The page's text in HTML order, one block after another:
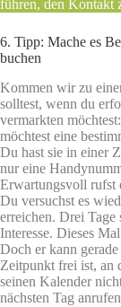
führen, den Kontakt
6. Tipp: Mache es
buchen
Kommen wir zu
solltest, wenn du
vermarkten
möchtest eine
Du hast sie in einer
nur eine
Erwartungsvoll rufst
Du versuchst es
erreichen. Drei
Interesse. Dieses
Doch er kann
Zeitpunkt frei ist, an
seinen Kalender
nächsten Tag